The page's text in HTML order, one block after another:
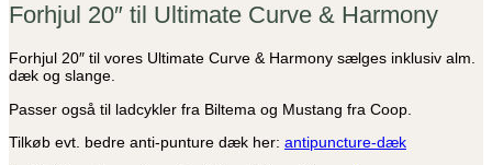
Curve
Harmony
antal
Forhjul 20″ til Ultimate Curve & Harmony
Forhjul 20″ til vores Ultimate Curve & Harmony sælges inklusiv alm.
dæk og slange.
Passer også til ladcykler fra Biltema og Mustang fra Coop.
Tilkøb evt. bedre anti-punture dæk her: antipuncture-dæk